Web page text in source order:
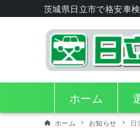
茨城県日立市で格安車
ホーム
ホーム お知らせ 日